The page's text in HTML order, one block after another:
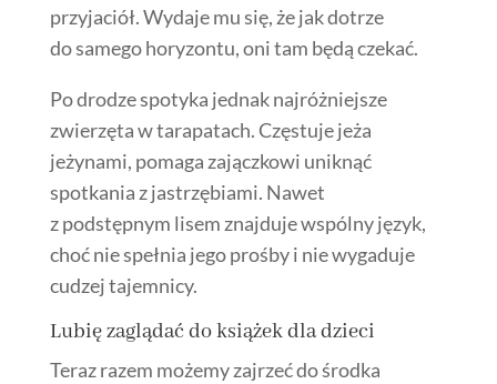
przyjaciół. Wydaje mu się, że jak dotrze
do samego horyzontu, oni tam będą czekać.
Po drodze spotyka jednak najróżniejsze
zwierzęta w tarapatach. Częstuje jeża
jeżynami, pomaga zajączkowi uniknąć
spotkania z jastrzębiami. Nawet
z podstępnym lisem znajduje wspólny język,
choć nie spełnia jego prośby i nie wygaduje
cudzej tajemnicy.
Lubię zaglądać doksiążek dla dzieci
Teraz razem możemy zajrzeć do środka